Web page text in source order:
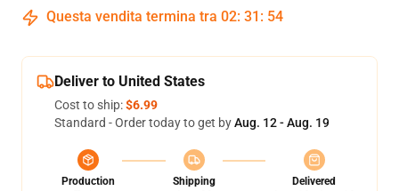
Questa vendita termina tra 02: 31 : 54
Deliver to United States
Cost to ship:$6.99
Standard - Order today to get byAug. 12 - Aug. 19
Production
Shipping
Delivered